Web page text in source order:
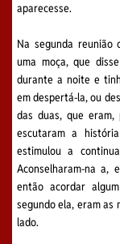
aparecesse.
Na segunda reunião
uma moça, que
durante a noite e
em despertá-la, ou
das duas, que eram,
escutaram a
estimulou a
Aconselharam-na a,
então acordar
segundo ela, eram as
lado.